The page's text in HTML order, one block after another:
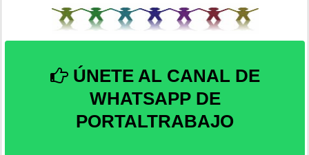
ÚNETE AL CANAL DE
WHATSAPP DE
PORTALTRABAJO